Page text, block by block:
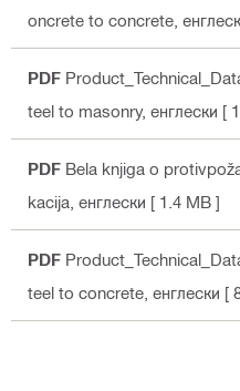
oncrete to concrete ,
PDF
teel to masonry, енглески [
PDF Bela knjiga o
kacija , енглески [ 1.4 MB ]
PDF
teel to concrete , енглески [